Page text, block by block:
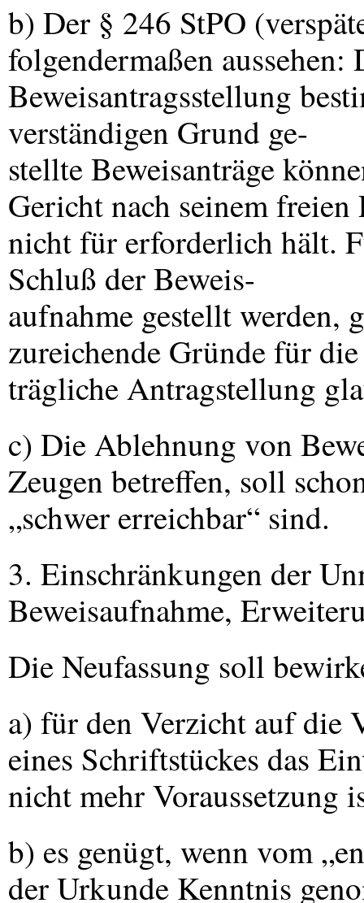
b) Der § 246 StPO
folgendermaßen
Beweisantragsstellung
verständigen Grund ge-
stellte Beweisanträge
Gericht nach seinem freien
nicht für erforderlich hält.
Schluß der Beweis-
aufnahme gestellt
zureichende Gründe für
trägliche Antragstellung
c) Die Ablehnung von
Zeugen betreffen, soll
„schwer erreichbar“ sind.
3. Einschränkungen der
Beweisaufnahme,
Die Neufassung soll
a) für den Verzicht auf die
eines Schriftstückes das
nicht mehr Voraussetzung
b) es genügt, wenn vom
der Urkunde Kenntnis